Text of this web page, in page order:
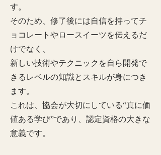
す。
そのため、修了後には自信を持ってチ
ョコレートやロースイーツを伝えるだ
けでなく、
新しい技術やテクニックを自ら開発で
きるレベルの知識とスキルが身につき
ます。
これは、協会が大切にしている“真に価
値ある学び”であり、認定資格の大きな
意義です。